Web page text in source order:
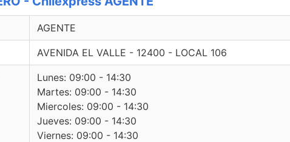
AGENTE
AVENIDA EL VALLE - 12400 - LOCAL 106
Lunes: 09:00 - 14:30
Martes: 09:00 - 14:30
Miercoles: 09:00 - 14:30
Jueves: 09:00 - 14:30
Viernes: 09:00 - 14:30